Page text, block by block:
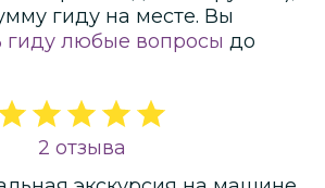
гиду на месте. Вы
гиду любые вопросы до
2 отзыва